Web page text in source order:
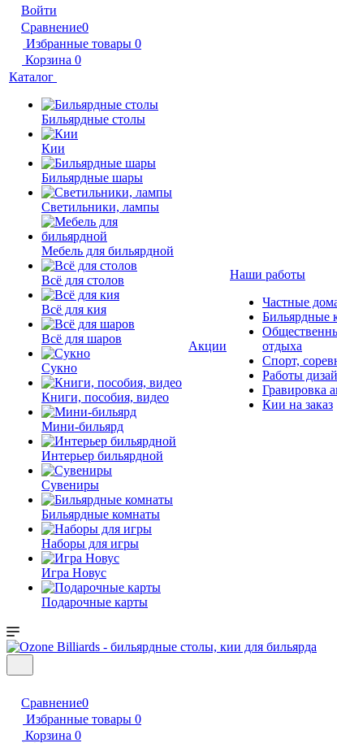
Войти
Сравнение0
Избранные товары 0
Корзина 0
Каталог
Бильярдные столы
Кии
Бильярдные шары
Светильники, лампы
Мебель для бильярдной
Всё для столов
Всё для кия
Всё для шаров
Сукно
Книги, пособия, видео
Мини-бильярд
Интерьер бильярдной
Сувениры
Бильярдные комнаты
Наборы для игры
Игра Новус
Подарочные карты
Акции
Наши работы
Частные
Бильярдные
отдыха
Спорт,
Работы
Гравировка
Кии на заказ
Сравнение0
Избранные товары 0
Корзина 0